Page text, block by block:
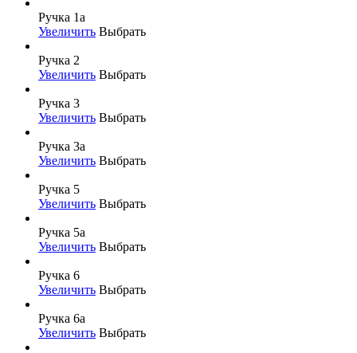
Ручка 1а
Увеличить Выбрать
Ручка 2
Увеличить Выбрать
Ручка 3
Увеличить Выбрать
Ручка 3а
Увеличить Выбрать
Ручка 5
Увеличить Выбрать
Ручка 5а
Увеличить Выбрать
Ручка 6
Увеличить Выбрать
Ручка 6а
Увеличить Выбрать